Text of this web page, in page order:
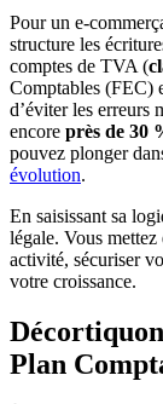
Pour un e-
structure les
comptes de TVA (
Comptables (FEC)
d’éviter les erreurs
encore près de 30
pouvez plonger
évolution.
En saisissant sa
légale. Vous
activité, sécuriser
votre croissance.
Plan